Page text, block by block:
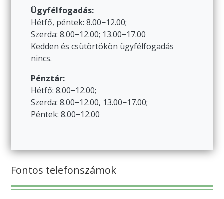
Ügyfélfogadás:
Hétfő, péntek: 8.00−12.00;
Szerda: 8.00−12.00; 13.00−17.00
Kedden és csütörtökön ügyfélfogadás
nincs.
Pénztár:
Hétfő: 8.00−12.00;
Szerda: 8.00−12.00, 13.00−17.00;
Péntek: 8.00−12.00
Fontos telefonszámok